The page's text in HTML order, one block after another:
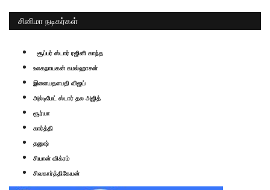
சினிமா நடிகர்கள்
சூப்பர் ஸ்டார் ரஜினி காந்த
உலகநாயகன் கமல்ஹாசன்
இளையதளபதி விஜய்
அல்டிமேட் ஸ்டார் தல அஜித்
சூர்யா
கார்த்தி
தனுஷ்
சியான் விக்ரம்
சிவகார்த்திகேயன்